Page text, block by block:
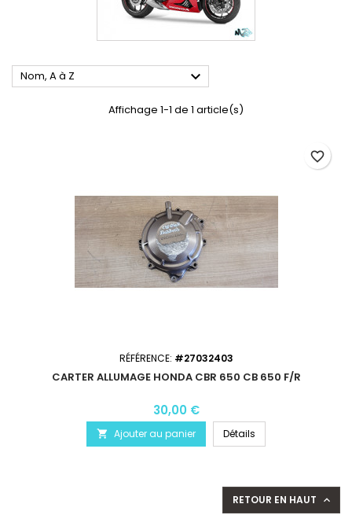
Nom, A à Z 
Affichage 1-1 de 1 article(s)
RÉFÉRENCE: #27032403
CARTER ALLUMAGE HONDA CBR 650 CB 650 F/R
30,00 €
 Ajouter au panier Détails
favorite_border
RETOUR EN HAUT 